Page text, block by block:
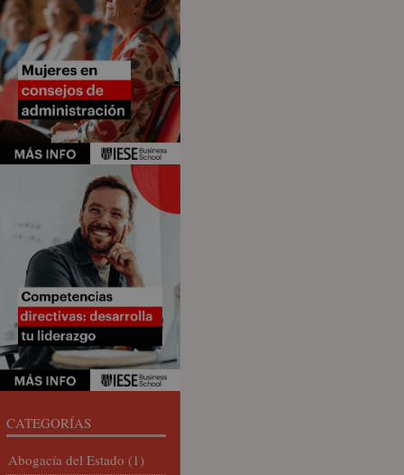
CATEGORÍAS
Abogacía del Estado (1)